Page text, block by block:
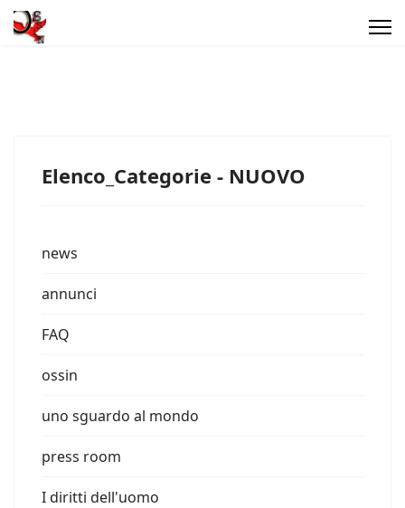
Elenco_Categorie - NUOVO
news
annunci
FAQ
ossin
uno sguardo al mondo
press room
I diritti dell'uomo